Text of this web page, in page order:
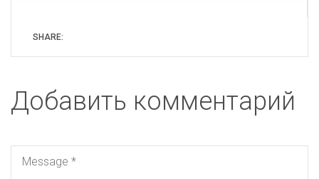
SHARE:
Добавить комментарий